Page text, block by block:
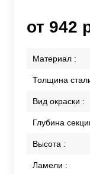
от 942
Материал :
Толщина
Вид окраски :
Глубина
Высота :
Ламели :